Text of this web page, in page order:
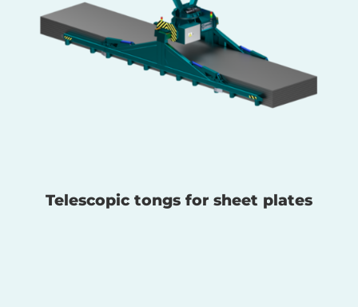
Telescopic tongs for sheet plates